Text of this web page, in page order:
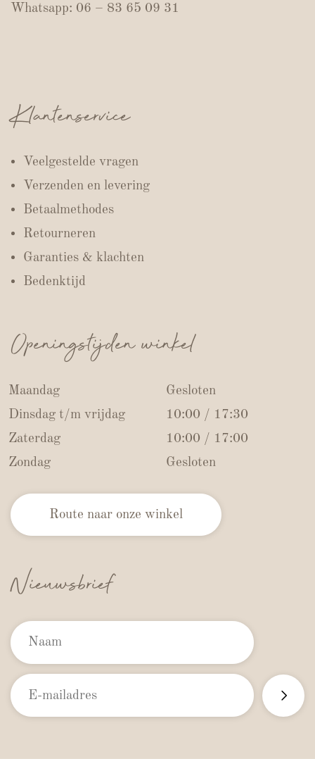
Whatsapp: 06 – 83 65 09 31
Klantenservice
Veelgestelde vragen
Verzenden en levering
Betaalmethodes
Retourneren
Garanties & klachten
Bedenktijd
Openingstijden winkel
Maandag
Gesloten
Dinsdag t/m vrijdag
10:00 / 17:30
Zaterdag
10:00 / 17:00
Zondag
Gesloten
Route naar onze winkel
Nieuwsbrief